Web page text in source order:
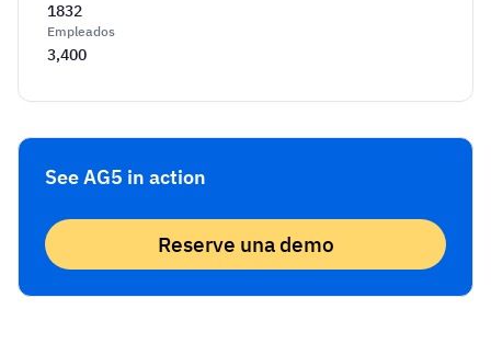
1832
Empleados
3,400
See AG5 in action
Reserve una demo